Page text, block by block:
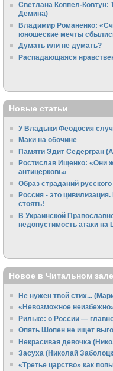
Светлана Коппел-Ковтун:
Демина)
Владимир Романенко:
юношеские мечты
Думать или не думать?
Распадающаяся
Новые статьи
У Владыки Феодосия
Маки на обочине
Памяти Эдит Сёдергран
Ростислав Ищенко: «Они
антицерковь»
Образ страданий
Россия - это
стоять!
В Украинской
недопустимость атаки на
Новое в Читальном зале
Не нужен твой стих...
«Невозможное
Рильке: о России —
Опять Шопен не ищет
Некрасивая девочка
Засуха (Николай
«Третье царство» как